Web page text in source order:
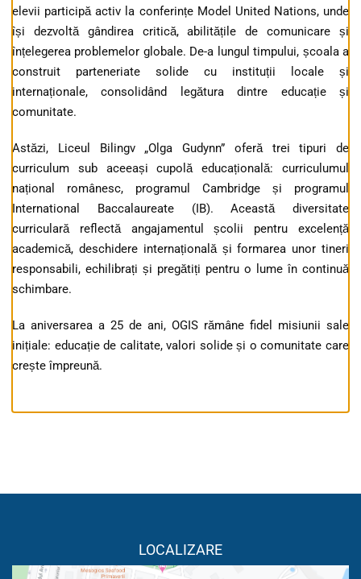
elevii participă activ la conferințe Model United Nations, unde
își dezvoltă gândirea critică, abilitățile de comunicare și
înțelegerea problemelor globale. De-a lungul timpului, școala a
construit parteneriate solide cu instituții locale și
internaționale, consolidând legătura dintre educație și
comunitate.
Astăzi, Liceul Bilingv „Olga Gudynn” oferă trei tipuri de
curriculum sub aceeași cupolă educațională: curriculumul
național românesc, programul Cambridge și programul
International Baccalaureate (IB). Această diversitate
curriculară reflectă angajamentul școlii pentru excelență
academică, deschidere internațională și formarea unor tineri
responsabili, echilibrați și pregătiți pentru o lume în continuă
schimbare.
La aniversarea a 25 de ani, OGIS rămâne fidel misiunii sale
inițiale: educație de calitate, valori solide și o comunitate care
crește împreună.
LOCALIZARE